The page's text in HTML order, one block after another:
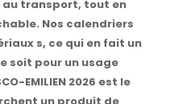
au transport, tout en
Nos calendriers
s, ce qui en fait un
soit pour un usage
EMILIEN 2026 est le
un produit de